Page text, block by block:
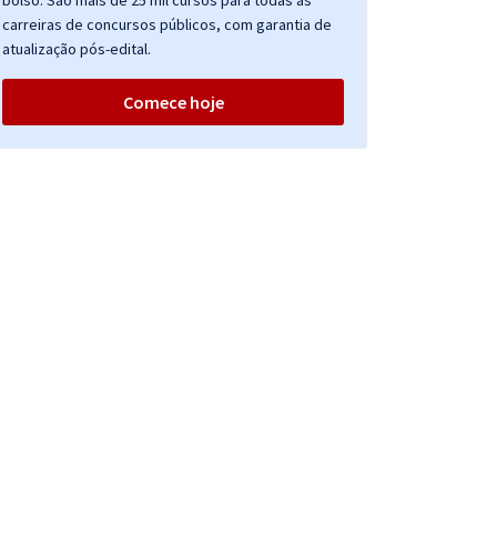
carreiras de concursos públicos, com garantia de
atualização pós-edital.
Comece hoje